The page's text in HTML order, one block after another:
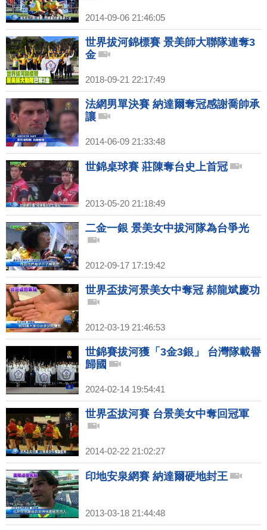
2014-09-06 21:46:05
世界拔河錦標賽 景美師大聯隊連奪3
金
2018-09-21 22:17:49
法網男單決賽 納達爾奪冠感謝喬帥承
讓
2014-06-09 21:33:48
世錦桌球賽 莊陳奪台史上首冠
2013-05-20 21:18:49
二金一銀 景美女中拔河隊為台爭光
2012-09-17 17:19:42
世界盃拔河景美女中奪冠 郝龍斌慶功
2012-03-19 21:46:53
世錦賽拔河獲「3金3銀」 台灣隊載譽
歸國
2024-02-14 19:54:41
世界盃拔河賽 台景美女中奪回冠軍
2014-02-22 21:02:27
印地安泉網賽 納達爾硬地封王
2013-03-18 21:44:48